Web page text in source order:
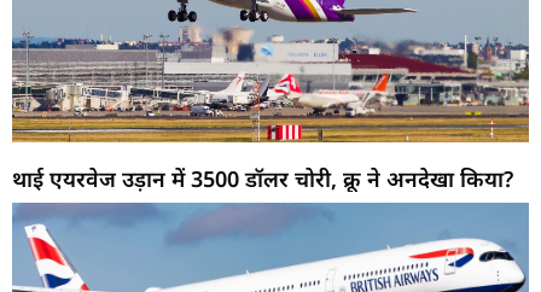
थाई एयरवेज उड़ान में 3500 डॉलर चोरी, क्रू ने अनदेखा किया?